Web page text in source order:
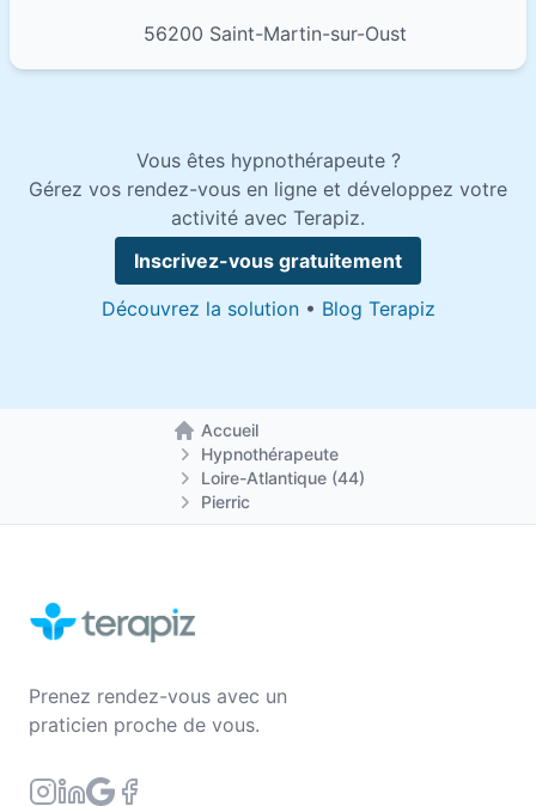
56200 Saint-Martin-sur-Oust
Vous êtes hypnothérapeute ?
Gérez vos rendez-vous en ligne et développez votre
activité avec Terapiz.
Inscrivez-vous gratuitement
Découvrez la solution• Blog Terapiz
Accueil
Retour à la page d'accueil
Hypnothérapeute
Loire-Atlantique (44)
Pierric
Prenez rendez-vous avec un
praticien proche de vous.